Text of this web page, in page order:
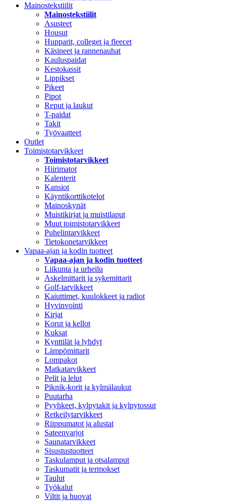
Mainostekstiilit
Mainostekstiilit
Asusteet
Housut
Hupparit, colleget ja fleecet
Käsineet ja rannenauhat
Kauluspaidat
Kestokassit
Lippikset
Pikeet
Pipot
Reput ja laukut
T-paidat
Takit
Työvaatteet
Outlet
Toimistotarvikkeet
Toimistotarvikkeet
Hiirimatot
Kalenterit
Kansiot
Käyntikorttikotelot
Mainoskynät
Muistikirjat ja muistilaput
Muut toimistotarvikkeet
Puhelintarvikkeet
Tietokonetarvikkeet
Vapaa-ajan ja kodin tuotteet
Vapaa-ajan ja kodin tuotteet
Liikunta ja urheilu
Askelmittarit ja sykemittarit
Golf-tarvikkeet
Kaiuttimet, kuulokkeet ja radiot
Hyvinvointi
Kirjat
Korut ja kellot
Kuksat
Kynttilät ja lyhdyt
Lämpömittarit
Lompakot
Matkatarvikkeet
Pelit ja lelut
Piknik-korit ja kylmälaukut
Puutarha
Pyyhkeet, kylpytakit ja kylpytossut
Retkeilytarvikkeet
Riippumatot ja alustat
Sateenvarjot
Saunatarvikkeet
Sisustustuotteet
Taskulamput ja otsalamput
Taskumatit ja termokset
Taulut
Työkalut
Viltit ja huovat